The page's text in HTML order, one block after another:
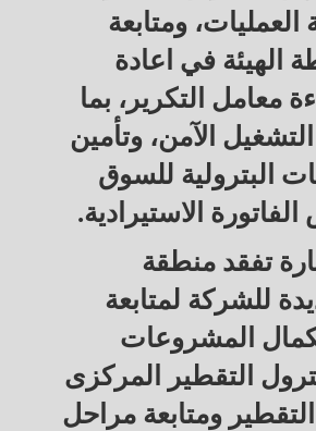
العمليات، ومتابعة
الهيئة في اعادة
معامل التكرير، بما
الآمن، وتأمين
البترولية للسوق
الاستيرادية.
تفقد منطقة
للشركة لمتابعة
المشروعات
التقطير المركزى
ومتابعة مراحل